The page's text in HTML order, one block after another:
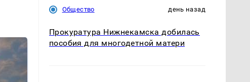
Общество день назад
Прокуратура Нижнекамска добилась
пособия для многодетной матери